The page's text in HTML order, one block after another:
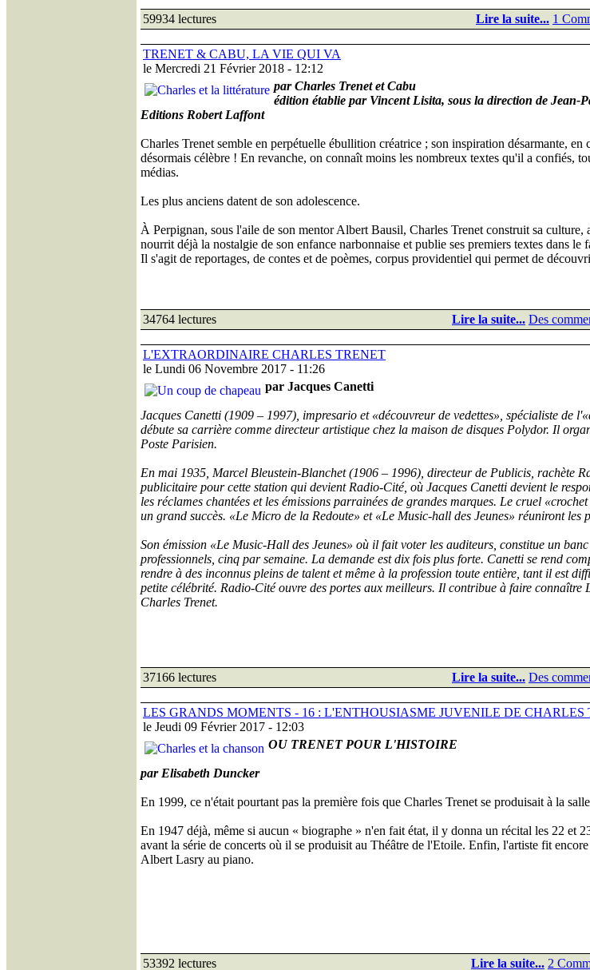
59934 lectures Lire la suite... 1
TRENET & CABU, LA VIE QUI VA
le Mercredi 21 Février 2018 - 12:12
par Charles Trenet et Cabu
édition établie par Vincent Lisita, sous la direction de Jean-
Editions Robert Laffont
Charles Trenet semble en perpétuelle ébullition créatrice ; son inspiration désarmante, en
désormais célèbre ! En revanche, on connaît moins les nombreux textes qu'il a confiés,
médias.
Les plus anciens datent de son adolescence.
À Perpignan, sous l'aile de son mentor Albert Bausil, Charles Trenet construit sa culture,
nourrit déjà la nostalgie de son enfance narbonnaise et publie ses premiers textes dans
Il s'agit de reportages, de contes et de poèmes, corpus providentiel qui permet de
34764 lectures Lire la suite... Des
L'EXTRAORDINAIRE CHARLES TRENET
le Lundi 06 Novembre 2017 - 11:26
par Jacques Canetti
Jacques Canetti (1909 – 1997), impresario et «découvreur de vedettes», spécialiste de
débute sa carrière comme directeur artistique chez la maison de disques Polydor. Il
Poste Parisien.
En mai 1935, Marcel Bleustein-Blanchet (1906 – 1996), directeur de Publicis, rachète
publicitaire pour cette station qui devient Radio-Cité, où Jacques Canetti devient le
les réclames chantées et les émissions parrainées de grandes marques. Le cruel
un grand succès. «Le Micro de la Redoute» et «Le Music-hall des Jeunes» réuniront les
Son émission «Le Music-Hall des Jeunes» où il fait voter les auditeurs, constitue un
professionnels, cinq par semaine. La demande est dix fois plus forte. Canetti se rend
rendre à des inconnus pleins de talent et même à la profession toute entière, tant il est
petite célébrité. Radio-Cité ouvre des portes aux meilleurs. Il contribue à faire connaître
Charles Trenet.
37166 lectures Lire la suite... Des
LES GRANDS MOMENTS - 16 : L'ENTHOUSIASME JUVENILE DE CHARLES
le Jeudi 09 Février 2017 - 12:03
OU TRENET POUR L'HISTOIRE
par Elisabeth Duncker
En 1999, ce n'était pourtant pas la première fois que Charles Trenet se produisait à la
En 1947 déjà, même si aucun « biographe » n'en fait état, il y donna un récital les 22 et
avant la série de concerts où il se produisit au Théâtre de l'Etoile. Enfin, l'artiste fit
Albert Lasry au piano.
53392 lectures Lire la suite... 2